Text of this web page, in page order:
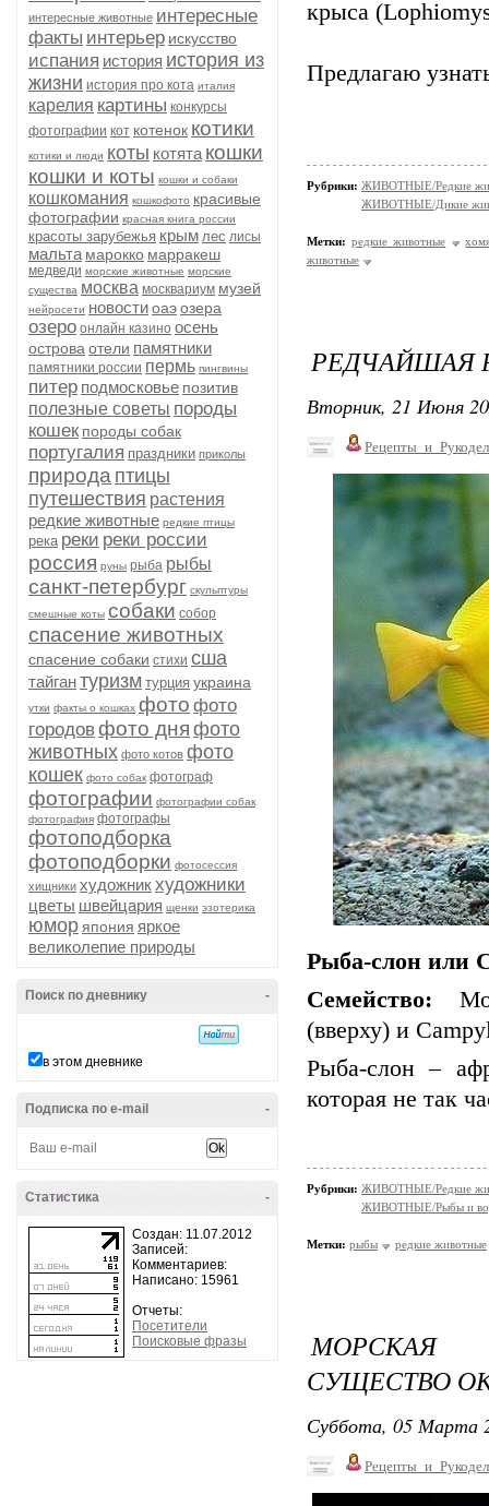
интересные животные интересные
факты интерьер искусство
испания история история из
жизни история про кота италия
карелия картины конкурсы
фотографии кот котенок котики
котики и люди коты котята кошки
кошки и коты кошки и собаки
кошкомания кошкофото красивые
фотографии красная книга россии
красоты зарубежья крым лес лисы
мальта марокко марракеш
медведи морские животные морские
существа москва москвариум музей
нейросети новостиоаэозера
озеро онлайн казино осень
острова отели памятники
памятники россии пермь пингвины
питер подмосковье позитив
полезные советы породы
кошек породы собак
португалия праздники приколы
природа птицы
путешествия растения
редкие животные редкие птицы
река реки реки россии
россия руны рыба рыбы
санкт-петербург скульптуры
смешные коты собаки собор
спасение животных
спасение собаки стихи сша
тайгантуризм турция украина
утки факты о кошках фото фото
городовфото дня фото
животных фото котов фото
кошек фото собак фотограф
фотографии фотографии собак
фотография фотографы
фотоподборка
фотоподборки фотосессия
хищники художникхудожники
цветы швейцария щенки эзотерика
юмор япония яркое
великолепие природы
-
Поиск по дневнику
в этом дневнике
-
Подписка по e-mail
-
Статистика
Создан: 11.07.2012
Записей:
Комментариев:
Написано: 15961
Отчеты:
Посетители
Поисковые фразы
крыса
Предлагаю
Рубрики: ЖИВОТНЫЕ/Редкие
ЖИВОТНЫЕ/Дикие
Метки: редкие животные
животные
РЕДЧАЙШАЯ
Вторник, 21 Июня
Рыба-слон или
Семейство:
(вверху) и
Рыба-слон –
которая не так
Рубрики: ЖИВОТНЫЕ/Редкие
ЖИВОТНЫЕ/Рыбы и
Метки: рыбы редкие животные
МОРСКАЯ
СУЩЕСТВО
Суббота, 05 Марта